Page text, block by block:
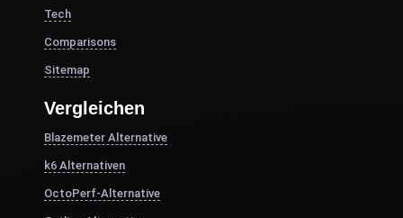
Tech
Comparisons
Sitemap
Vergleichen
Blazemeter Alternative
k6 Alternativen
OctoPerf-Alternative